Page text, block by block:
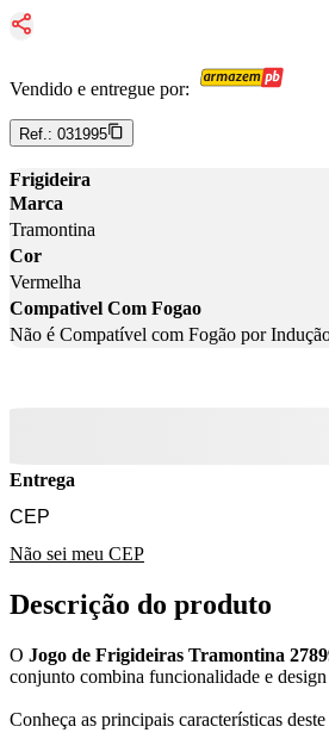
Vendido e entregue por:
Ref.: 031995
Frigideira
Marca
Tramontina
Cor
Vermelha
Compativel Com Fogao
Não é Compatível com Fogão por
Entrega
Não sei meu CEP
Descrição do produto
O Jogo de Frigideiras Tramontina
conjunto combina funcionalidade e
Conheça as principais características